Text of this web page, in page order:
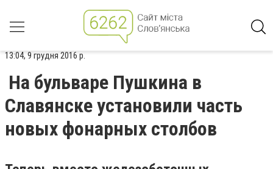
13:04, 9 грудня 2016 р.
На бульваре Пушкина в
Славянске установили часть
новых фонарных столбов